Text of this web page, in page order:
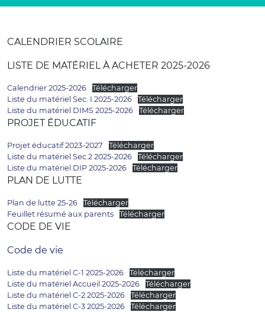
CALENDRIER SCOLAIRE
LISTE DE MATÉRIEL À ACHETER 2025-2026
Calendrier 2025-2026
Télécharger
Liste du matériel Sec. I 2025-2026
Télécharger
Liste du matériel DIMS 2025-2026
Télécharger
PROJET ÉDUCATIF
Projet éducatif 2023-2027
Télécharger
Liste du matériel Sec.2 2025-2026
Télécharger
Liste du matériel DIP 2025-2026
Télécharger
PLAN DE LUTTE
Plan de lutte 25-26
Télécharger
Feuillet résumé aux parents
Télécharger
CODE DE VIE
Code de vie
Liste du matériel C-1 2025-2026
Télécharger
Liste du matériel Accueil 2025-2026
Télécharger
Liste du matériel C-2 2025-2026
Télécharger
Liste du matériel C-3 2025-2026
Télécharger